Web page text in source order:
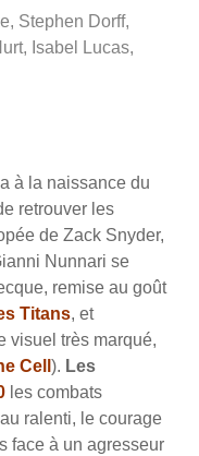
Stephen Dorff,
Isabel Lucas,
à la naissance du
retrouver les
de Zack Snyder,
Nunnari se
remise au goût
Titans, et
visuel très marqué,
Cell ). Les
les combats
ralenti, le courage
face à un agresseur